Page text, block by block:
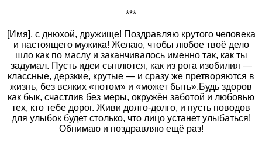
***
[Имя], с днюхой, дружище! Поздравляю крутого человека
и настоящего мужика! Желаю, чтобы любое твоё дело
шло как по маслу и заканчивалось именно так, как ты
задумал. Пусть идеи сыплются, как из рога изобилия —
классные, дерзкие, крутые — и сразу же претворяются в
жизнь, без всяких «потом» и «может быть».Будь здоров
как бык, счастлив без меры, окружён заботой и любовью
тех, кто тебе дорог. Живи долго-долго, и пусть поводов
для улыбок будет столько, что лицо устанет улыбаться!
Обнимаю и поздравляю ещё раз!